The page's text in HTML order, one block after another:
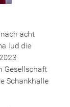
acht
lud die
Gesellschaft
Schankhalle